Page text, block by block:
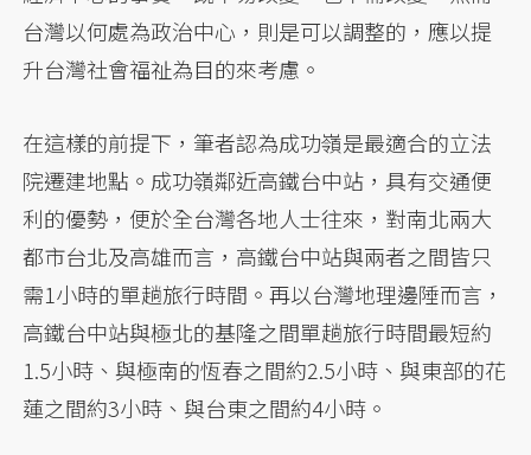
台灣以何處為政治中心，則是可以調整的，應以提
升台灣社會福祉為目的來考慮。
在這樣的前提下，筆者認為成功嶺是最適合的立法
院遷建地點。成功嶺鄰近高鐵台中站，具有交通便
利的優勢，便於全台灣各地人士往來，對南北兩大
都市台北及高雄而言，高鐵台中站與兩者之間皆只
需1小時的單趟旅行時間。再以台灣地理邊陲而言，
高鐵台中站與極北的基隆之間單趟旅行時間最短約
1.5小時、與極南的恆春之間約2.5小時、與東部的花
蓮之間約3小時、與台東之間約4小時。